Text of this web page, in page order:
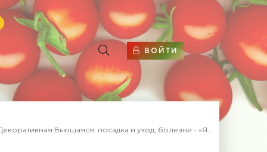
ВОЙТИ
Вьющаяся: посадка и уход, болезни - «Ягоды»